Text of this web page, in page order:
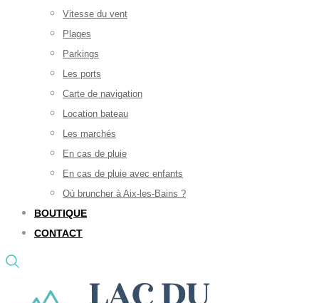
Vitesse du vent
Plages
Parkings
Les ports
Carte de navigation
Location bateau
Les marchés
En cas de pluie
En cas de pluie avec enfants
Où bruncher à Aix-les-Bains ?
BOUTIQUE
CONTACT